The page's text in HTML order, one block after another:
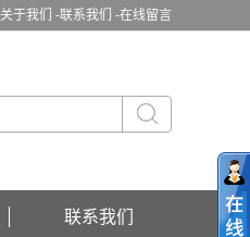
关于我们 -联系我们 -在线留言
联系我们